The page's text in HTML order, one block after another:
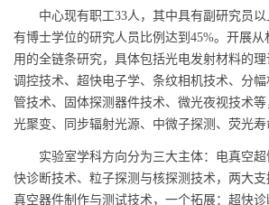
中心现有职工33人，其中具有副研究员以
有博士学位的研究人员比例达到45%。开展
用的全链条研究，具体包括光电发射材料的
调控技术、超快电子学、条纹相机技术、分
管技术、固体探测器件技术、微光夜视技术
光聚变、同步辐射光源、中微子探测、荧光寿
实验室学科方向分为三大主体：电真空超
快诊断技术、粒子探测与核探测技术，两大
真空器件制作与测试技术，一个拓展：超快诊